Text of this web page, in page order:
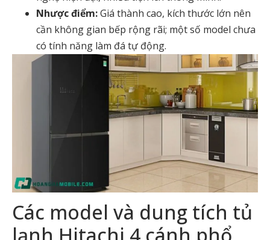
Nhược điểm:Giá thành cao, kích thước lớn nên
cần không gian bếp rộng rãi; một số model chưa
có tính năng làm đá tự động.
Các model và dung tích tủ